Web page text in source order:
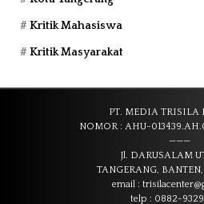
Kritik Mahasiswa
Kritik Masyarakat
PT. MEDIA TRISILA
NOMOR : AHU-
———
Jl. DARUSALAM
TANGERANG,
email :
telp : 0882-